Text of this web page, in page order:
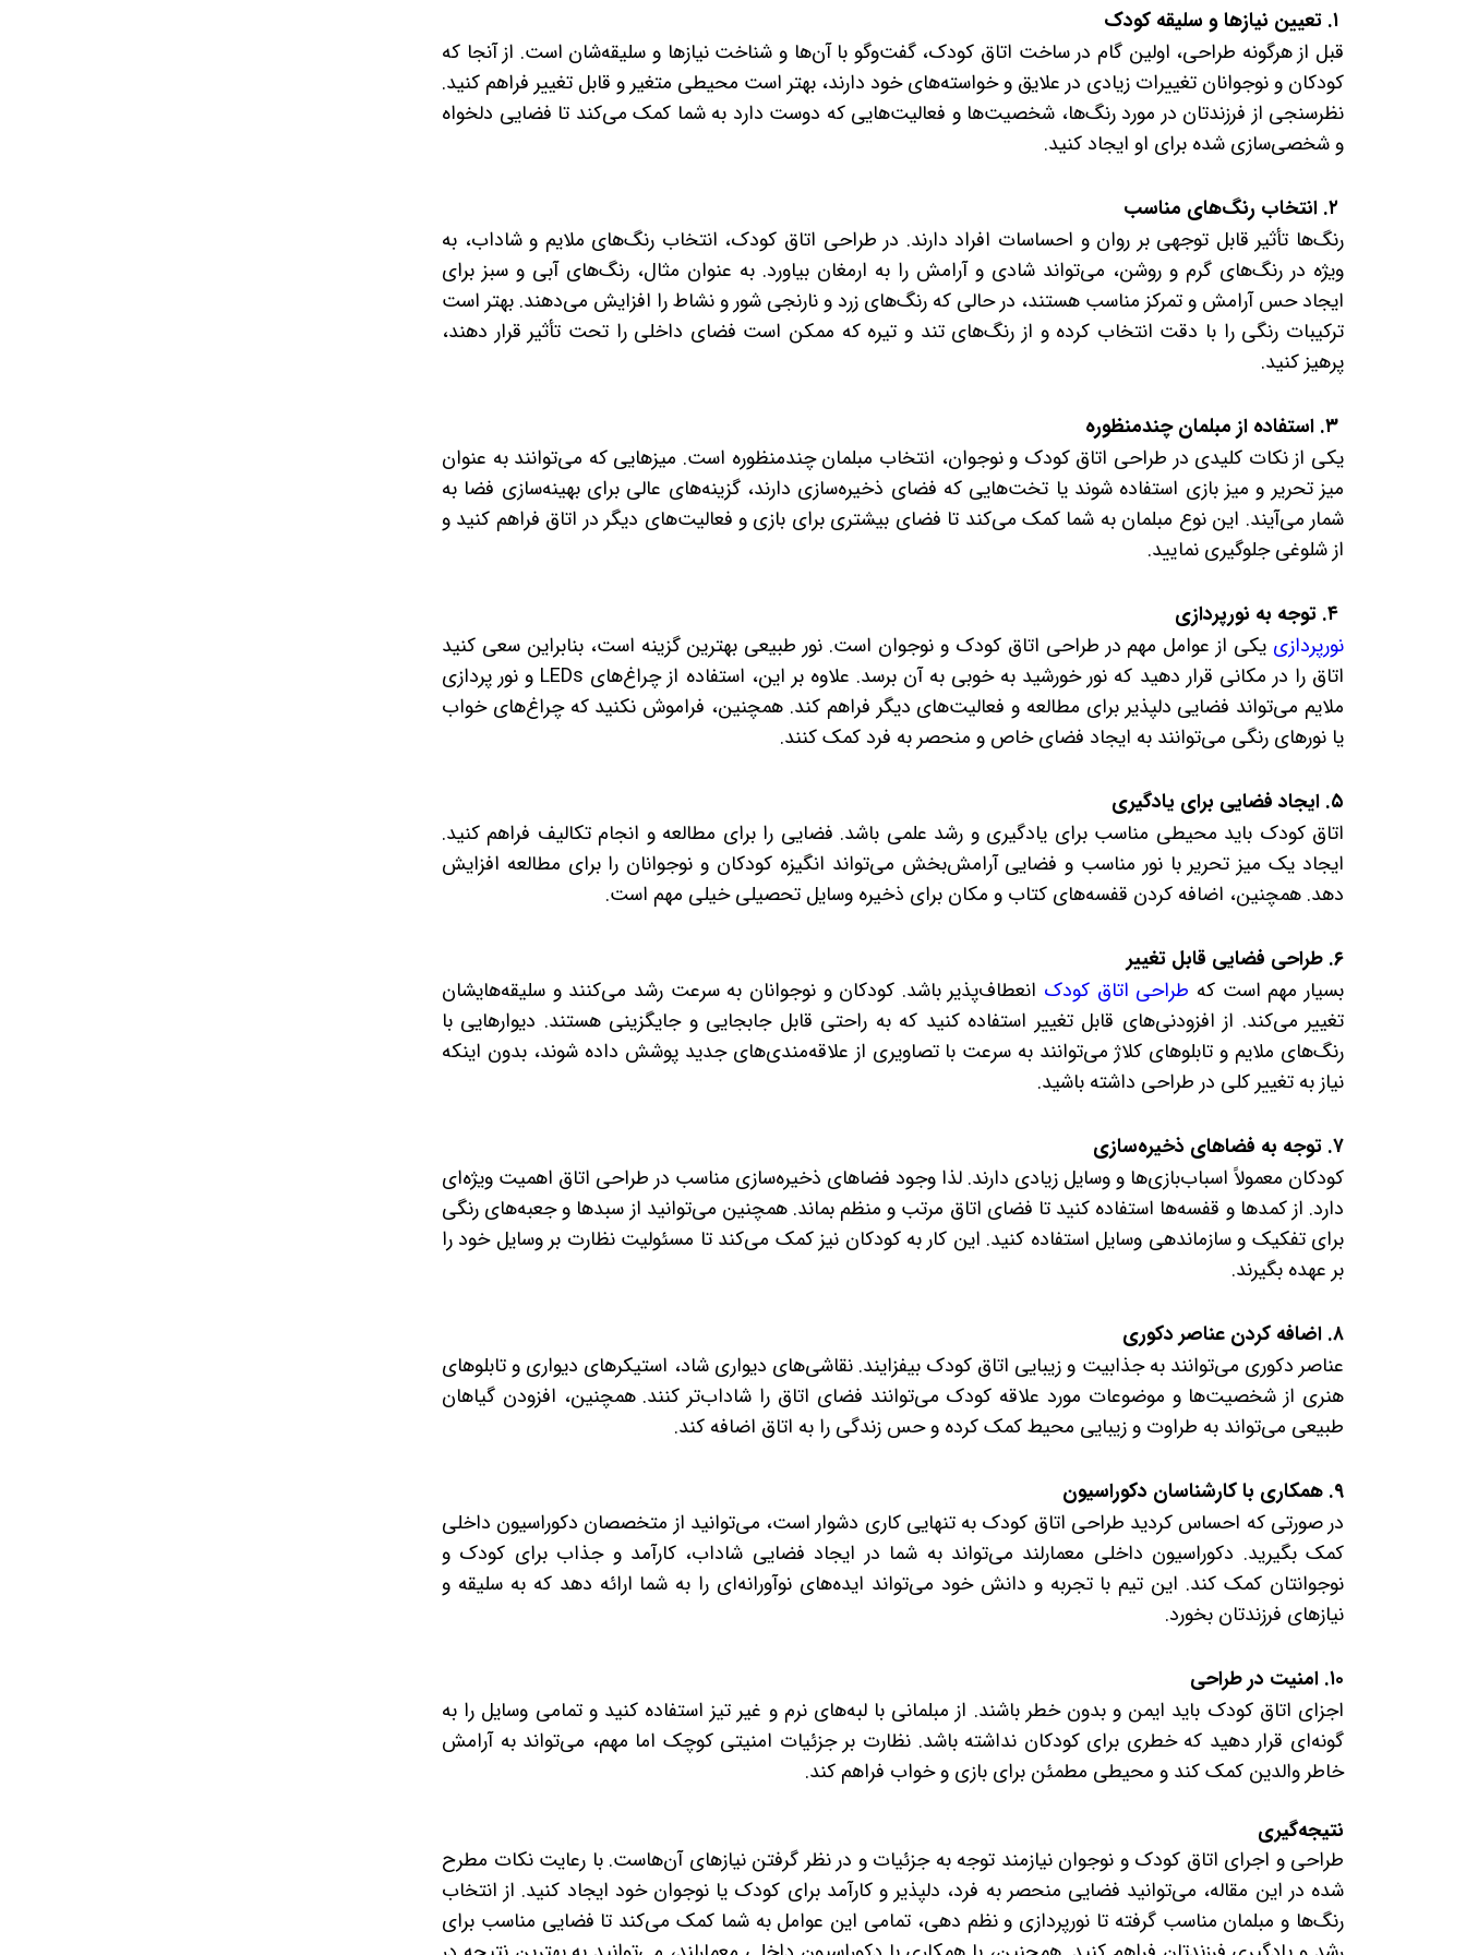
قبل از هرگونه طراحی، اولین گام در ساخت اتاق کودک، گفت‌وگو با آن‌ها و شناخت نیازها و سلیقه‌شان است. از آنجا که
کودکان و نوجوانان تغییرات زیادی در علایق و خواسته‌های خود دارند، بهتر است محیطی متغیر و قابل تغییر فراهم کنید.
نظرسنجی از فرزندتان در مورد رنگ‌ها، شخصیت‌ها و فعالیت‌هایی که دوست دارد به شما کمک می‌کند تا فضایی دلخواه
و شخصی‌سازی شده برای او ایجاد کنید.
رنگ‌ها تأثیر قابل توجهی بر روان و احساسات افراد دارند. در طراحی اتاق کودک، انتخاب رنگ‌های ملایم و شاداب، به
ویژه در رنگ‌های گرم و روشن، می‌تواند شادی و آرامش را به ارمغان بیاورد. به عنوان مثال، رنگ‌های آبی و سبز برای
ایجاد حس آرامش و تمرکز مناسب هستند، در حالی که رنگ‌های زرد و نارنجی شور و نشاط را افزایش می‌دهند. بهتر است
ترکیبات رنگی را با دقت انتخاب کرده و از رنگ‌های تند و تیره که ممکن است فضای داخلی را تحت تأثیر قرار دهند،
پرهیز کنید.
یکی از نکات کلیدی در طراحی اتاق کودک و نوجوان، انتخاب مبلمان چندمنظوره است. میزهایی که می‌توانند به عنوان
میز تحریر و میز بازی استفاده شوند یا تخت‌هایی که فضای ذخیره‌سازی دارند، گزینه‌های عالی برای بهینه‌سازی فضا به
شمار می‌آیند. این نوع مبلمان به شما کمک می‌کند تا فضای بیشتری برای بازی و فعالیت‌های دیگر در اتاق فراهم کنید و
از شلوغی جلوگیری نمایید.
نورپردازی یکی از عوامل مهم در طراحی اتاق کودک و نوجوان است. نور طبیعی بهترین گزینه است، بنابراین سعی کنید
اتاق را در مکانی قرار دهید که نور خورشید به خوبی به آن برسد. علاوه بر این، استفاده از چراغ‌های LEDs و نور پردازی
ملایم می‌تواند فضایی دلپذیر برای مطالعه و فعالیت‌های دیگر فراهم کند. همچنین، فراموش نکنید که چراغ‌های خواب
یا نورهای رنگی می‌توانند به ایجاد فضای خاص و منحصر به فرد کمک کنند.
۵. ایجاد فضایی برای یادگیری
اتاق کودک باید محیطی مناسب برای یادگیری و رشد علمی باشد. فضایی را برای مطالعه و انجام تکالیف فراهم کنید.
ایجاد یک میز تحریر با نور مناسب و فضایی آرامش‌بخش می‌تواند انگیزه کودکان و نوجوانان را برای مطالعه افزایش
دهد. همچنین، اضافه کردن قفسه‌های کتاب و مکان برای ذخیره وسایل تحصیلی خیلی مهم است.
۶. طراحی فضایی قابل تغییر
بسیار مهم است که طراحی اتاق کودک انعطاف‌پذیر باشد. کودکان و نوجوانان به سرعت رشد می‌کنند و سلیقه‌هایشان
تغییر می‌کند. از افزودنی‌های قابل تغییر استفاده کنید که به راحتی قابل جابجایی و جایگزینی هستند. دیوارهایی با
رنگ‌های ملایم و تابلوهای کلاژ می‌توانند به سرعت با تصاویری از علاقه‌مندی‌های جدید پوشش داده شوند، بدون اینکه
نیاز به تغییر کلی در طراحی داشته باشید.
۷. توجه به فضاهای ذخیره‌سازی
کودکان معمولاً اسباب‌بازی‌ها و وسایل زیادی دارند. لذا وجود فضاهای ذخیره‌سازی مناسب در طراحی اتاق اهمیت ویژه‌ای
دارد. از کمدها و قفسه‌ها استفاده کنید تا فضای اتاق مرتب و منظم بماند. همچنین می‌توانید از سبدها و جعبه‌های رنگی
برای تفکیک و سازماندهی وسایل استفاده کنید. این کار به کودکان نیز کمک می‌کند تا مسئولیت نظارت بر وسایل خود را
بر عهده بگیرند.
۸. اضافه کردن عناصر دکوری
عناصر دکوری می‌توانند به جذابیت و زیبایی اتاق کودک بیفزایند. نقاشی‌های دیواری شاد، استیکرهای دیواری و تابلوهای
هنری از شخصیت‌ها و موضوعات مورد علاقه کودک می‌توانند فضای اتاق را شاداب‌تر کنند. همچنین، افزودن گیاهان
طبیعی می‌تواند به طراوت و زیبایی محیط کمک کرده و حس زندگی را به اتاق اضافه کند.
۹. همکاری با کارشناسان دکوراسیون
در صورتی که احساس کردید طراحی اتاق کودک به تنهایی کاری دشوار است، می‌توانید از متخصصان دکوراسیون داخلی
کمک بگیرید. دکوراسیون داخلی معمارلند می‌تواند به شما در ایجاد فضایی شاداب، کارآمد و جذاب برای کودک و
نوجوانتان کمک کند. این تیم با تجربه و دانش خود می‌تواند ایده‌های نوآورانه‌ای را به شما ارائه دهد که به سلیقه و
نیازهای فرزندتان بخورد.
۱۰. امنیت در طراحی
اجزای اتاق کودک باید ایمن و بدون خطر باشند. از مبلمانی با لبه‌های نرم و غیر تیز استفاده کنید و تمامی وسایل را به
گونه‌ای قرار دهید که خطری برای کودکان نداشته باشد. نظارت بر جزئیات امنیتی کوچک اما مهم، می‌تواند به آرامش
خاطر والدین کمک کند و محیطی مطمئن برای بازی و خواب فراهم کند.
نتیجه‌گیری
طراحی و اجرای اتاق کودک و نوجوان نیازمند توجه به جزئیات و در نظر گرفتن نیازهای آن‌هاست. با رعایت نکات مطرح
شده در این مقاله، می‌توانید فضایی منحصر به فرد، دلپذیر و کارآمد برای کودک یا نوجوان خود ایجاد کنید. از انتخاب
رنگ‌ها و مبلمان مناسب گرفته تا نورپردازی و نظم دهی، تمامی این عوامل به شما کمک می‌کند تا فضایی مناسب برای